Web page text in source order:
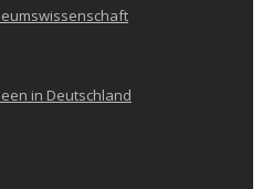
in Deutschland